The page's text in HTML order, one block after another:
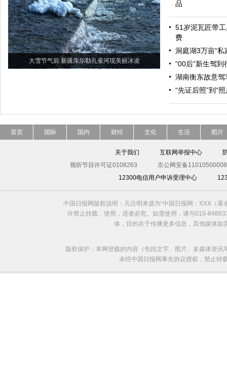
大雪节气前 新疆库尔勒孔雀河现美丽冰凌
品
51岁泥瓦匠带
费
洞庭湖3万亩“私
“00后”新生驾到
湖南衡东故意
“先证后照”到“
首页 国际 国内 财经 文化 生活 图片
关于我们 互联网举报中心
视听节目许可证0108263
京公网安备
12300电信用户申诉受理中心
中国日报网版权说明：凡注明来源为“中国日报网：XXX（
许禁止转载、使用，违者必究。如需使用，请与010-
体，目的在于传播更多信息，其他媒体
版权保护：本网登载的内容（包括文字、图片、多媒体资
未经中国日报网事先协议授权，禁止转